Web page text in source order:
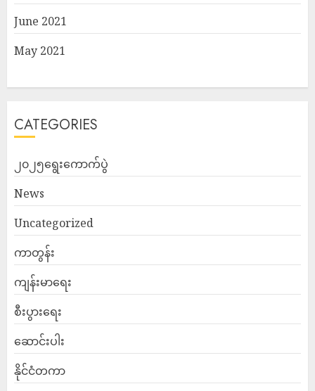
June 2021
May 2021
CATEGORIES
၂၀၂၅ရွေးကောက်ပွဲ
News
Uncategorized
ကာတွန်း
ကျန်းမာရေး
စီးပွားရေး
ဆောင်းပါး
နိုင်ငံတကာ